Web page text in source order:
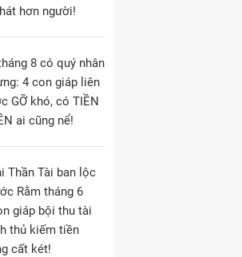
hơn người!
8 có quý nhân
4 con giáp liên
GỠ khó, có TIỀN
ai cũng nể!
Thần Tài ban lộc
Rằm tháng 6
giáp bội thu tài
thủ kiếm tiền
cất két!